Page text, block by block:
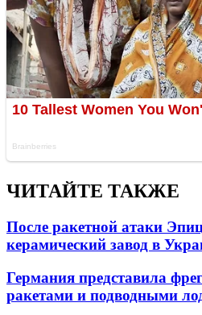
ЧИТАЙТЕ ТАКЖЕ
После ракетной атаки
керамический завод в
Германия представила
ракетами и подводными